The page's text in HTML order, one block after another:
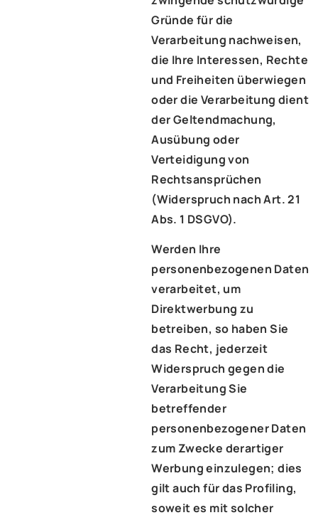
Gründe für die
Verarbeitung nachweisen,
die Ihre Interessen, Rechte
und Freiheiten überwiegen
oder die Verarbeitung dient
der Geltendmachung,
Ausübung oder
Verteidigung von
Rechtsansprüchen
(Widerspruch nach Art. 21
Abs. 1 DSGVO).
Werden Ihre
personenbezogenen Daten
verarbeitet, um
Direktwerbung zu
betreiben, so haben Sie
das Recht, jederzeit
Widerspruch gegen die
Verarbeitung Sie
betreffender
personenbezogener Daten
zum Zwecke derartiger
Werbung einzulegen; dies
gilt auch für das Profiling,
soweit es mit solcher